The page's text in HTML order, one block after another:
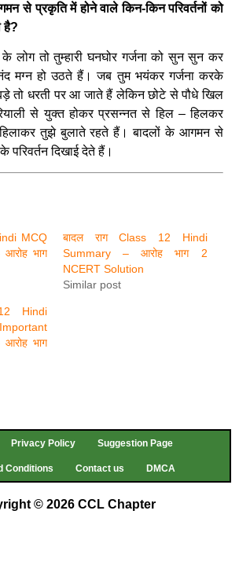
से प्रकृति में होने वाले किन-किन परिवर्तनों को
है?
लोग तो तुम्हारी घनघोर गर्जना को सुन सुन कर
मग्न हो उठते हैं। जब तुम भयंकर गर्जना करके
तो धरती पर आ जाते हैं लेकिन छोटे से पौधे खिल
से युक्त होकर प्रसन्नत से हिल – हिलकर
तुझे बुलाते रहते हैं। बादलों के आगमन से
परिवर्तन दिखाई देते हैं।
MCQ
भाग
बादल राग Class 12 Hindi
Summary – आरोह भाग 2
NCERT Solution
Similar post
Hindi
भाग
Privacy Policy Suggestion Page
Conditions Contact us DMCA
© 2026 CCL Chapter